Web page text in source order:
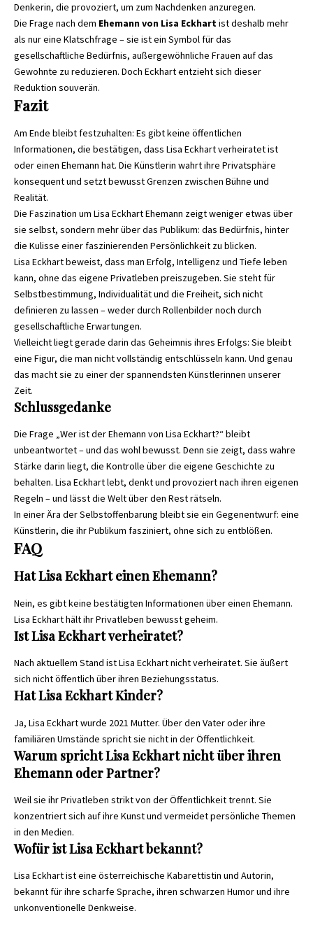
Denkerin, die provoziert, um zum Nachdenken anzuregen.
Die Frage nach dem Ehemann von Lisa Eckhartist deshalb mehr
als nur eine Klatschfrage – sie ist ein Symbol für das
gesellschaftliche Bedürfnis, außergewöhnliche Frauen auf das
Gewohnte zu reduzieren. Doch Eckhart entzieht sich dieser
Reduktion souverän.
Fazit
Am Ende bleibt festzuhalten: Es gibt keine öffentlichen
Informationen, die bestätigen, dass Lisa Eckhart verheiratet ist
oder einen Ehemann hat. Die Künstlerin wahrt ihre Privatsphäre
konsequent und setzt bewusst Grenzen zwischen Bühne und
Realität.
Die Faszination um Lisa Eckhart Ehemann zeigt weniger etwas über
sie selbst, sondern mehr über das Publikum: das Bedürfnis, hinter
die Kulisse einer faszinierenden Persönlichkeit zu blicken.
Lisa Eckhart beweist, dass man Erfolg, Intelligenz und Tiefe leben
kann, ohne das eigene Privatleben preiszugeben. Sie steht für
Selbstbestimmung, Individualität und die Freiheit, sich nicht
definieren zu lassen – weder durch Rollenbilder noch durch
gesellschaftliche Erwartungen.
Vielleicht liegt gerade darin das Geheimnis ihres Erfolgs: Sie bleibt
eine Figur, die man nicht vollständig entschlüsseln kann. Und genau
das macht sie zu einer der spannendsten Künstlerinnen unserer
Zeit.
Schlussgedanke
Die Frage „Wer ist der Ehemann von Lisa Eckhart?“ bleibt
unbeantwortet – und das wohl bewusst. Denn sie zeigt, dass wahre
Stärke darin liegt, die Kontrolle über die eigene Geschichte zu
behalten. Lisa Eckhart lebt, denkt und provoziert nach ihren eigenen
Regeln – und lässt die Welt über den Rest rätseln.
In einer Ära der Selbstoffenbarung bleibt sie ein Gegenentwurf: eine
Künstlerin, die ihr Publikum fasziniert, ohne sich zu entblößen.
FAQ
Hat Lisa Eckhart einen Ehemann?
Nein, es gibt keine bestätigten Informationen über einen Ehemann.
Lisa Eckhart hält ihr Privatleben bewusst geheim.
Ist Lisa Eckhart verheiratet?
Nach aktuellem Stand ist Lisa Eckhart nicht verheiratet. Sie äußert
sich nicht öffentlich über ihren Beziehungsstatus.
Hat Lisa Eckhart Kinder?
Ja, Lisa Eckhart wurde 2021 Mutter. Über den Vater oder ihre
familiären Umstände spricht sie nicht in der Öffentlichkeit.
Warum spricht Lisa Eckhart nicht über ihren
Ehemann oder Partner?
Weil sie ihr Privatleben strikt von der Öffentlichkeit trennt. Sie
konzentriert sich auf ihre Kunst und vermeidet persönliche Themen
in den Medien.
Wofür ist Lisa Eckhart bekannt?
Lisa Eckhart ist eine österreichische Kabarettistin und Autorin,
bekannt für ihre scharfe Sprache, ihren schwarzen Humor und ihre
unkonventionelle Denkweise.